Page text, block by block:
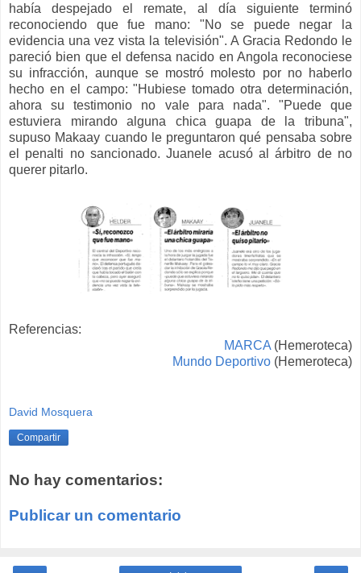
había despejado el remate, al día siguiente terminó
reconociendo que fue mano: "No se puede negar la
evidencia una vez vista la televisión". A Gracia Redondo le
pareció bien que el defensa nacido en Angola reconociese
su infracción, aunque se mostró molesto por no haberlo
hecho en el campo: "Hubiese tomado otra determinación,
ahora su testimonio no vale para nada". "Puede que
estuviera mirando alguna chica guapa de la tribuna",
supuso Makaay cuando le preguntaron qué pensaba sobre
el penalti no sancionado. Juanele acusó al árbitro de no
querer pitarlo.
Referencias:
MARCA (Hemeroteca)
Mundo Deportivo (Hemeroteca)
David Mosquera
Compartir
No hay comentarios:
Publicar un comentario